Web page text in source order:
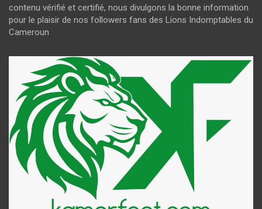
contenu vérifié et certifié, nous divulgons la bonne information
pour le plaisir de nos followers fans des Lions Indomptables du
Cameroun